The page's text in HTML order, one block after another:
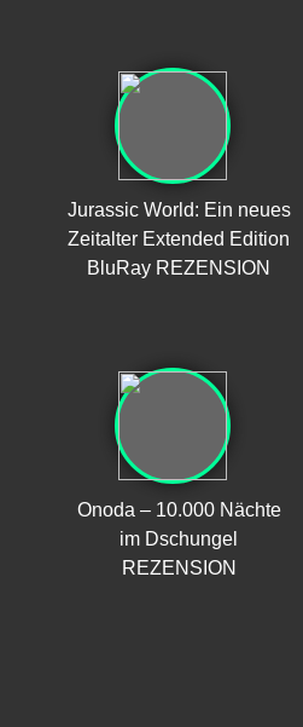
Jurassic World: Ein neues
Zeitalter Extended Edition
BluRay REZENSION
Onoda – 10.000 Nächte
im Dschungel
REZENSION